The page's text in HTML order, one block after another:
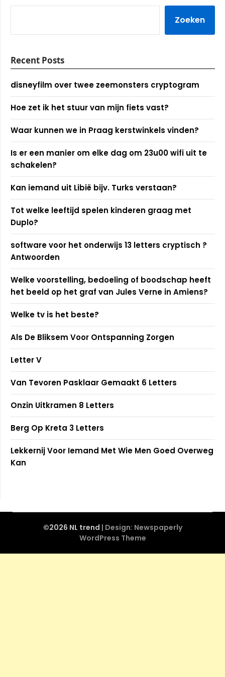
Zoeken
Recent Posts
disneyfilm over twee zeemonsters cryptogram
Hoe zet ik het stuur van mijn fiets vast?
Waar kunnen we in Praag kerstwinkels vinden?
Is er een manier om elke dag om 23u00 wifi uit te
schakelen?
Kan iemand uit Libië bijv. Turks verstaan?
Tot welke leeftijd spelen kinderen graag met
Duplo?
software voor het onderwijs 13 letters cryptisch ?
Antwoorden
Welke voorstelling, bedoeling of boodschap heeft
het beeld op het graf van Jules Verne in Amiens?
Welke tv is het beste?
Als De Bliksem Voor Ontspanning Zorgen
Letter V
Van Tevoren Pasklaar Gemaakt 6 Letters
Onzin Uitkramen 8 Letters
Berg Op Kreta 3 Letters
Lekkernij Voor Iemand Met Wie Men Goed Overweg
Kan
©2026 NL trend | Design: Newspaperly
WordPress Theme